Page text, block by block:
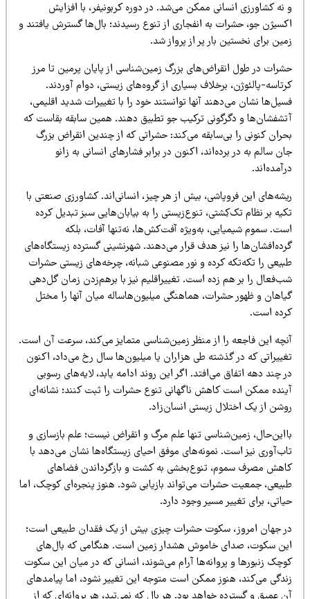
نه کشاورزی انسانی ممکن می‌شد. در دوره کربونیفر، با افزایش
جو، حشرات به انفجاری از تنوع رسیدند؛ بال‌ها گسترش یافتند و
برای نخستین بار پر از پرواز شد.
در طول انقراض‌های بزرگ زمین‌شناسی از پایان پرمین تا مرز
پالئوژن، برخلاف بسیاری از گروه‌های زیستی، دوام آوردند.
نشان می‌دهند آنها توانستند خود را با تغییرات شدید اقلیمی،
و دگرگونی ترکیب جو تطبیق دهند. همین سابقه بقاست که
کنونی را بی‌سابقه می‌کند: حشراتی که از چندین انقراض بزرگ
سالم به‌ در برده‌اند، اکنون در برابر فشارهای انسانی به زانو
این فروپاشی، بیش از هر چیز، انسانی‌اند. کشاورزی صنعتی با
بر نظام تک‌کِشتی، تنوع‌زیستی را به بیابان‌هایی سبز تبدیل کرده
سموم شیمیایی، به‌ویژه آفت‌کش‌ها، نه‌تنها آفات، بلکه
را نیز هدف قرار می‌دهند. شهرنشینی گسترده زیستگاه‌های
را تکه‌تکه کرده و نور مصنوعی شبانه، چرخه‌های زیستی حشرات
را بر هم زده است. تغییراقلیم نیز با برهم‌زدن زمان گل‌دهی
و ظهور حشرات، هماهنگی میلیون‌هاساله میان آنها را مختل
است.
این فاجعه را از منظر زمین‌شناسی متمایز می‌کند، سرعت آن است.
که در گذشته طی هزاران یا میلیون‌ها سال رخ می‌داد، اکنون
چند دهه اتفاق می‌افتد. اگر این روند ادامه یابد، لایه‌های رسوبی
ممکن است کاهش ناگهانی تنوع حشرات را ثبت کنند؛ نشانه‌ای
از یک اختلال زیستی انسان‌زاد.
زمین‌شناسی تنها علم مرگ و انقراض نیست؛ علم بازسازی و
نیز است. نمونه‌های موفق احیای زیستگاه‌ها نشان می‌دهد با
مصرف سموم، تنوع‌بخشی به کشت و بازگرداندن فضاهای
جمعیت حشرات می‌تواند بازیابی شود. هنوز پنجره‌ای کوچک، اما
برای تغییر مسیر وجود دارد.
جهان امروز، سکوت حشرات چیزی بیش از یک فقدان طبیعی است؛
سکوت، صدای خاموش هشدار زمین است. هنگامی که بال‌های
زنبورها و پروانه‌ها آرام می‌شوند، انسانی که در میان این سکوت
می‌کند، هنوز ممکن است متوجه این تغییر نشود، اما پیامدهای